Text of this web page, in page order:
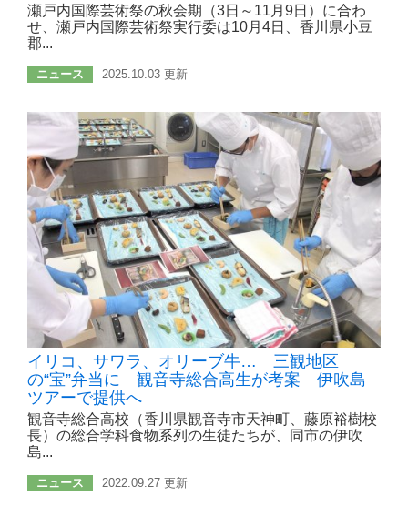
瀬戸内国際芸術祭の秋会期（3日～11月9日）に合わ
せ、瀬戸内国際芸術祭実行委は10月4日、香川県小豆
郡...
ニュース 2025.10.03 更新
イリコ、サワラ、オリーブ牛… 三観地区
の“宝”弁当に 観音寺総合高生が考案 伊吹島
ツアーで提供へ
観音寺総合高校（香川県観音寺市天神町、藤原裕樹校
長）の総合学科食物系列の生徒たちが、同市の伊吹
島...
ニュース 2022.09.27 更新